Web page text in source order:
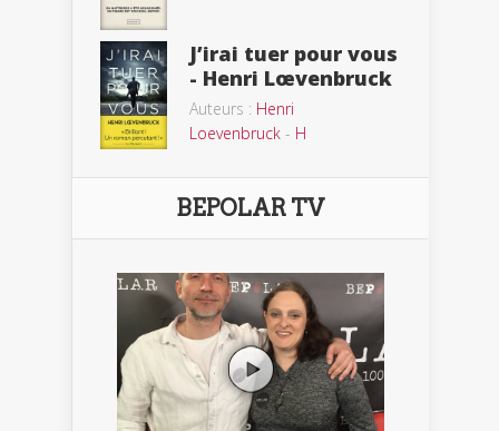
J’irai tuer pour vous
- Henri Lœvenbruck
Auteurs : Henri
Loevenbruck - H
BEPOLAR TV